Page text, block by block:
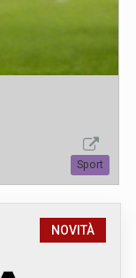
Sport
NOVITÀ